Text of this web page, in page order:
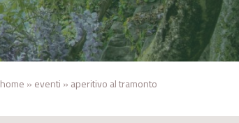
home » eventi » aperitivo al tramonto